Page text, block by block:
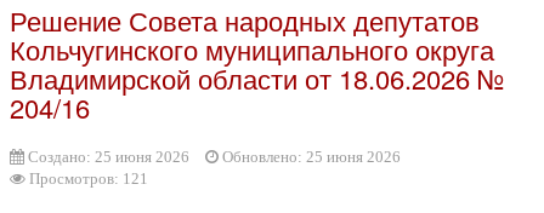
Решение Совета народных депутатов
Кольчугинского муниципального округа
Владимирской области от 18.06.2026 №
204/16
Создано: 25 июня 2026
Обновлено: 25 июня 2026
Просмотров: 121